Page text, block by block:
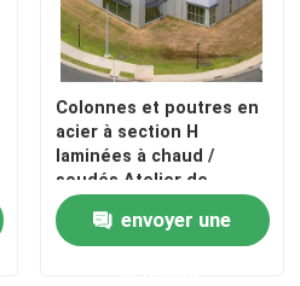
Colonnes et poutres en
acier à section H
laminées à chaud /
soudés Atelier de
construction métallique
envoyer une